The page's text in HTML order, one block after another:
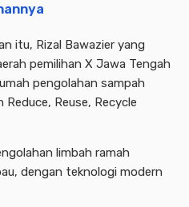
itu, Rizal Bawazier yang
pemilihan X Jawa Tengah
pengolahan sampah
Reuse, Recycle
limbah ramah
dengan teknologi modern